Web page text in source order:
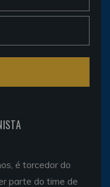
é torcedor do
parte do time de